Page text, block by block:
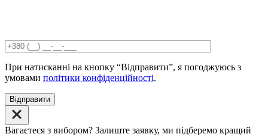
При натисканні на кнопку “Відправити”, я погоджуюсь з
умовами політики конфіденційності.
Відправити
Вагаєтеся з вибором? Залиште заявку, ми підберемо кращий